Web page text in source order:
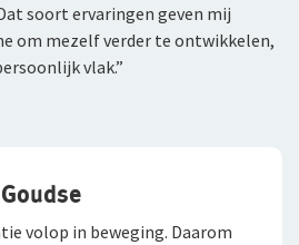
soort ervaringen geven mij
om mezelf verder te ontwikkelen,
vlak.”
volop in beweging. Daarom